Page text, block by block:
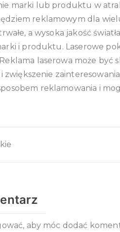
marki lub produktu w
reklamowym dla
a wysoka jakość
i produktu. Laserowe
laserowa może być
zwiększenie
reklamowania i
, aby móc dodać